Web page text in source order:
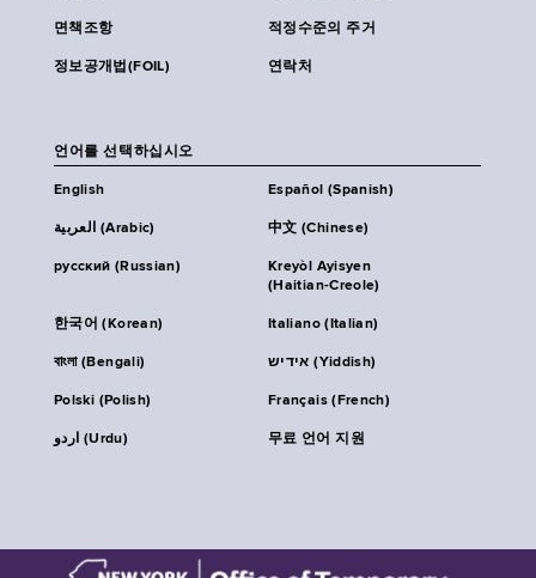
면책조항 적정수준의 주거
정보공개법(FOIL) 연락처
언어를 선택하십시오
English Español (Spanish)
العربية (Arabic) 中文 (Chinese)
русский (Russian)
Kreyòl Ayisyen
(Haitian-Creole)
한국어 (Korean) Italiano (Italian)
বাংলা (Bengali) אידיש (Yiddish)
Polski (Polish) Français (French)
اردو (Urdu) 무료 언어 지원